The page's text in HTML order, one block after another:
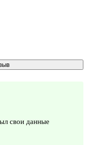
свои данные